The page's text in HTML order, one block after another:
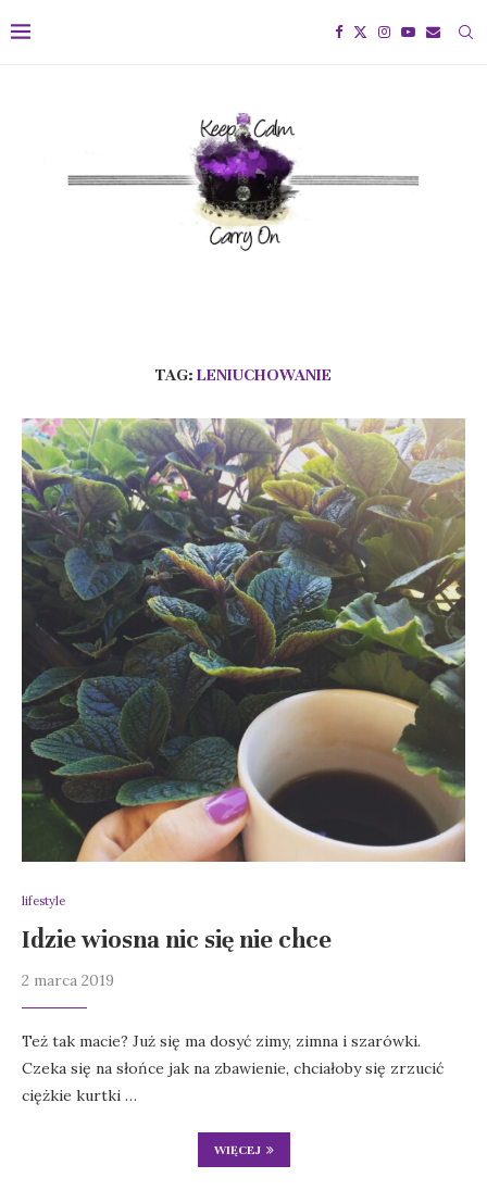
TAG: LENIUCHOWANIE
lifestyle
Idzie wiosna nic się nie chce
2 marca 2019
Też tak macie? Już się ma dosyć zimy, zimna i szarówki.
Czeka się na słońce jak na zbawienie, chciałoby się zrzucić
ciężkie kurtki …
WIĘCEJ